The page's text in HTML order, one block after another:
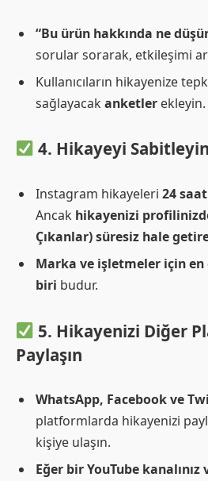
“Bu ürün hakkında ne
sorular sorarak, etkileşimi
Kullanıcıların hikayenize
sağlayacak anketler ekleyin.
4. Hikayeyi
Instagram hikayeleri 24
Ancak hikayenizi
Çıkanlar) süresiz hale
Marka ve işletmeler için
biri budur.
5. Hikayenizi Diğer
Paylaşın
WhatsApp, Facebook ve
platformlarda hikayenizi
kişiye ulaşın.
Eğer bir YouTube kanalınız